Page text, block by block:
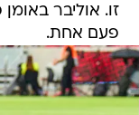
זו. אוליבר
פעם אחת.